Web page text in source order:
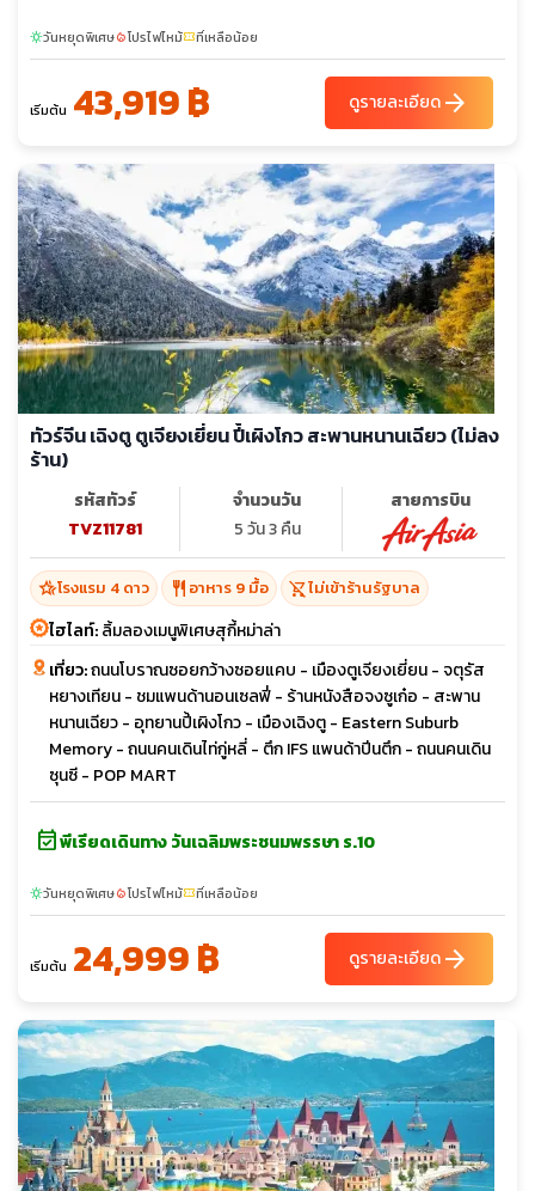
sunnyวันหยุดพิเศษlocal_fire_departmentโปรไฟไหม้confirmation_numberที่เหลือน้อย
เริ่มต้น 43,919 ฿ ดูรายละเอียดarrow_forward
ทัวร์จีน เฉิงตู ตูเจียงเยี่ยน ปี้เผิงโกว สะพานหนานเฉียว (ไม่ลง
ร้าน)
รหัสทัวร์
TVZ11781
จำนวนวัน
5 วัน 3 คืน
สายการบิน
hotel_classโรงแรม 4 ดาว restaurant อาหาร 9 มื้อ shopping_cart_offไม่เข้าร้านรัฐบาล
ไฮไลท์:ลิ้มลองเมนูพิเศษสุกี้หม่าล่า
เที่ยว:ถนนโบราณซอยกว้างซอยแคบ - เมืองตูเจียงเยี่ยน - จตุรัส
หยางเทียน - ชมแพนด้านอนเซลฟี่ - ร้านหนังสือจงซูเก๋อ - สะพาน
หนานเฉียว - อุทยานปี้เผิงโกว - เมืองเฉิงตู - Eastern Suburb
Memory - ถนนคนเดินไท่กู่หลี่ - ตึก IFS แพนด้าปีนตึก - ถนนคนเดิน
ซุนซี - POP MART
event_availableพีเรียดเดินทาง วันเฉลิมพระชนมพรรษา ร.10
sunnyวันหยุดพิเศษlocal_fire_departmentโปรไฟไหม้confirmation_numberที่เหลือน้อย
เริ่มต้น 24,999 ฿ ดูรายละเอียดarrow_forward